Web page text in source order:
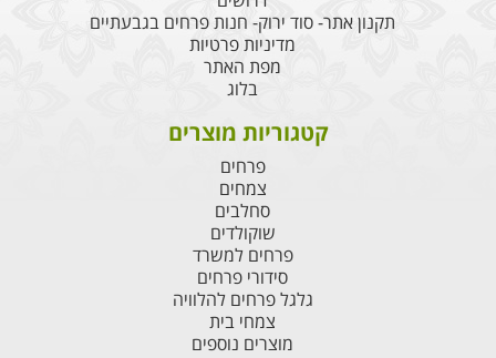
תקנון אתר- סוד ירוק- חנות פרחים בגבעתיים
מדיניות פרטיות
מפת האתר
בלוג
קטגוריות מוצרים
פרחים
צמחים
סחלבים
שוקולדים
פרחים למשרד
סידורי פרחים
גלגל פרחים להלוויה
צמחי בית
מוצרים נוספים